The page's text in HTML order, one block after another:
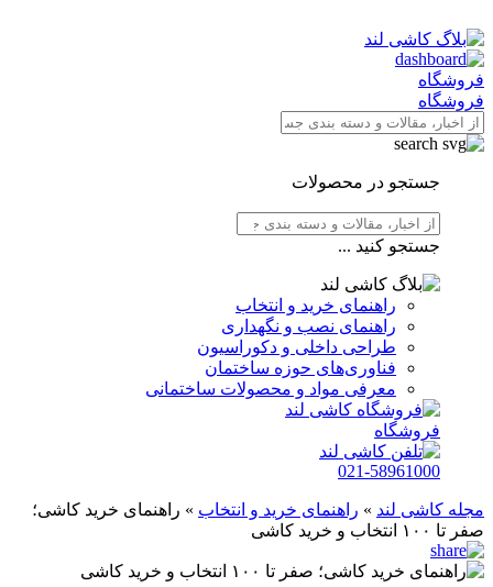
فروشگاه
فروشگاه
جستجو در محصولات
جستجو کنید ...
راهنمای خرید و انتخاب
راهنمای نصب و نگهداری
طراحی داخلی و دکوراسیون
فناوری‌های حوزه ساختمان
معرفی مواد و محصولات ساختمانی
فروشگاه
021-58961000
مجله کاشی لند » راهنمای خرید و انتخاب » راهنمای خرید کاشی؛
صفر تا ۱۰۰ انتخاب و خرید کاشی